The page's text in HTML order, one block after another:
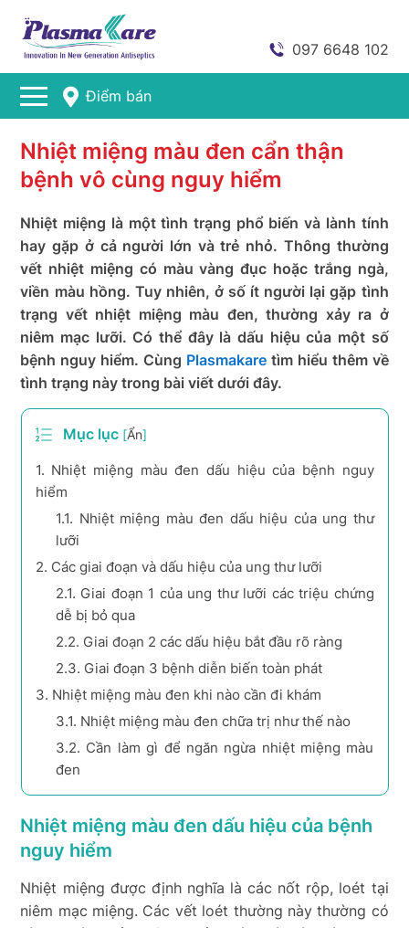
097 6648 102
Điểm bán
Nhiệt miệng màu đen cẩn thận
bệnh vô cùng nguy hiểm
Nhiệt miệng là một tình trạng phổ biến và lành tính
hay gặp ở cả người lớn và trẻ nhỏ. Thông thường
vết nhiệt miệng có màu vàng đục hoặc trắng ngà,
viền màu hồng. Tuy nhiên, ở số ít người lại gặp tình
trạng vết nhiệt miệng màu đen, thường xảy ra ở
niêm mạc lưỡi. Có thể đây là dấu hiệu của một số
bệnh nguy hiểm. Cùng Plasmakare tìm hiểu thêm về
tình trạng này trong bài viết dưới đây.
Mục lục [Ẩn]
1. Nhiệt miệng màu đen dấu hiệu của bệnh nguy
hiểm
1.1. Nhiệt miệng màu đen dấu hiệu của ung thư
lưỡi
2. Các giai đoạn và dấu hiệu của ung thư lưỡi
2.1. Giai đoạn 1 của ung thư lưỡi các triệu chứng
dễ bị bỏ qua
2.2. Giai đoạn 2 các dấu hiệu bắt đầu rõ ràng
2.3. Giai đoạn 3 bệnh diễn biến toàn phát
3. Nhiệt miệng màu đen khi nào cần đi khám
3.1. Nhiệt miệng màu đen chữa trị như thế nào
3.2. Cần làm gì để ngăn ngừa nhiệt miệng màu
đen
Nhiệt miệng màu đen dấu hiệu của bệnh
nguy hiểm
Nhiệt miệng được định nghĩa là các nốt rộp, loét tại
niêm mạc miệng. Các vết loét thường này thường có